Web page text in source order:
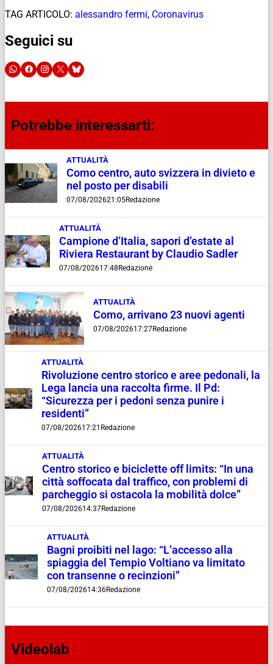
TAG ARTICOLO: alessandro fermi, Coronavirus
Seguici su
Potrebbe interessarti:
ATTUALITÀ
Como centro, auto svizzera in divieto e
nel posto per disabili
07/08/202621:05Redazione
ATTUALITÀ
Campione d’Italia, sapori d’estate al
Riviera Restaurant by Claudio Sadler
07/08/202617:48Redazione
ATTUALITÀ
Como, arrivano 23 nuovi agenti
07/08/202617:27Redazione
ATTUALITÀ
Rivoluzione centro storico e aree pedonali, la
Lega lancia una raccolta firme. Il Pd:
“Sicurezza per i pedoni senza punire i
residenti”
07/08/202617:21 Redazione
ATTUALITÀ
Centro storico e biciclette off limits: “In una
città soffocata dal traffico, con problemi di
parcheggio si ostacola la mobilità dolce”
07/08/202614:37Redazione
ATTUALITÀ
Bagni proibiti nel lago: “L’accesso alla
spiaggia del Tempio Voltiano va limitato
con transenne o recinzioni”
07/08/202614:36Redazione
Videolab